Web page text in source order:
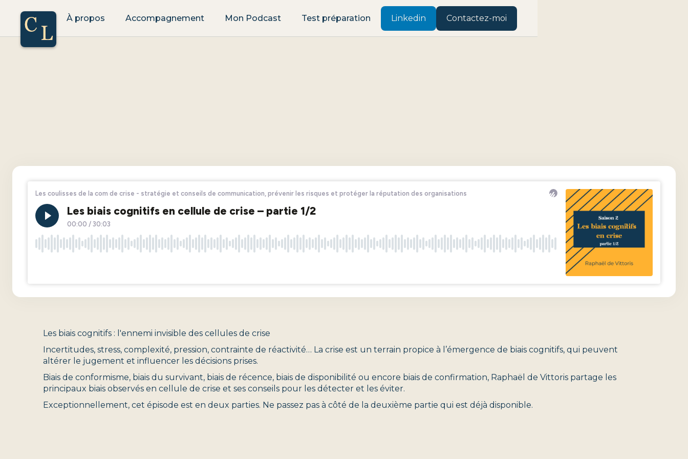
À propos Accompagnement Mon Podcast Test préparation Linkedin Contactez-moi
Les biais cognitifs : l'ennemi invisible des cellules de crise
Incertitudes, stress, complexité, pression, contrainte de réactivité… La crise est un terrain propice à l’émergence de biais cognitifs, qui peuvent
altérer le jugement et influencer les décisions prises.
Biais de conformisme, biais du survivant, biais de récence, biais de disponibilité ou encore biais de confirmation, Raphaël de Vittoris partage les
principaux biais observés en cellule de crise et ses conseils pour les détecter et les éviter.
Exceptionnellement, cet épisode est en deux parties. Ne passez pas à côté de la deuxième partie qui est déjà disponible.